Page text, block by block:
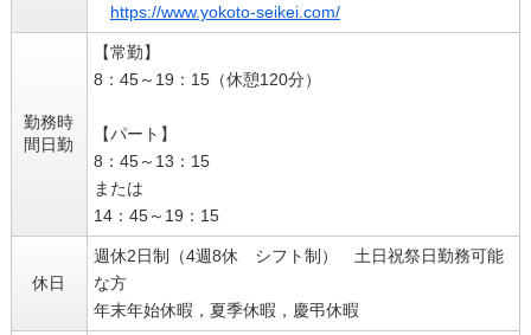
https://www.yokoto-seikei.com/
勤務時
間日勤
【常勤】
8：45～19：15（休憩120分）
【パート】
8：45～13：15
または
14：45～19：15
休日
週休2日制（4週8休 シフト制） 土日祝祭日勤務可能
な方
年末年始休暇，夏季休暇，慶弔休暇